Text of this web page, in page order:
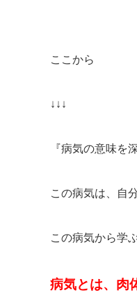
ここから
↓↓↓
『病気の意味を
この病気は、自
この病気から学
病気とは、肉